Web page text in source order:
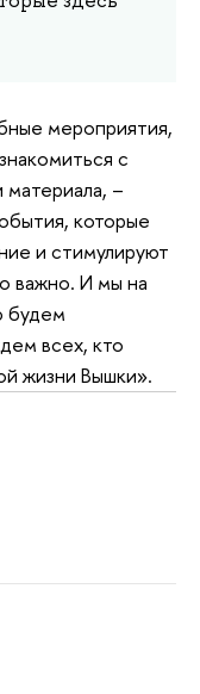
мероприятия,
с
–
которые
и стимулируют
важно. И мы на
будем
всех, кто
жизни Вышки».